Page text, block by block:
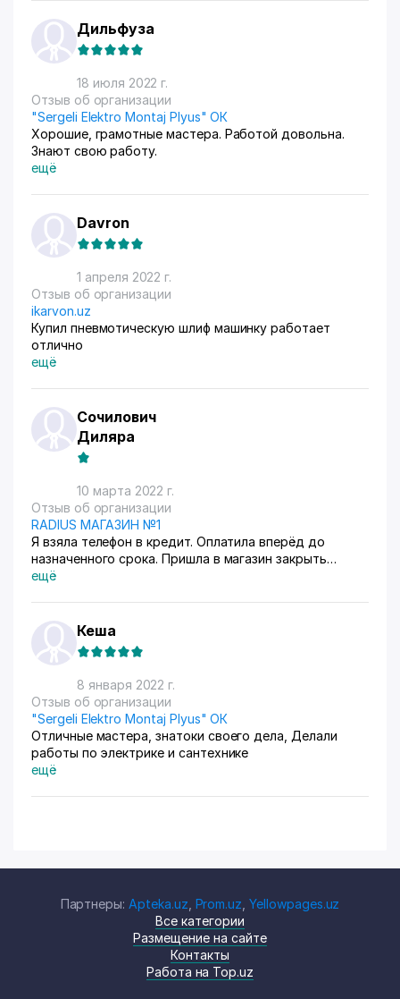
Дильфуза
18 июля 2022 г.
Отзыв об организации
"Sergeli Elektro Montaj Plyus" ОК
Хорошие, грамотные мастера. Работой довольна.
Знают свою работу.
ещё
Davron
1 апреля 2022 г.
Отзыв об организации
ikarvon.uz
Купил пневмотическую шлиф машинку работает
отлично
ещё
Сочилович
Диляра
10 марта 2022 г.
Отзыв об организации
RADIUS МАГАЗИН №1
Я взяла телефон в кредит. Оплатила вперёд до
назначенного срока. Пришла в магазин закрыть
кредит, у меня взяли на 153000 тыс. сум больше
заработать. Общая сумма по контракту составляет 6
253 000 сум, а на кассе взяли 6 406 000 сум. Да...
ещё
Кеша
8 января 2022 г.
Отзыв об организации
"Sergeli Elektro Montaj Plyus" ОК
Отличные мастера, знатоки своего дела, Делали
работы по электрике и сантехнике
ещё
Партнеры: Apteka.uz Prom.uz ,Yellowpages.uz
Все категории
Размещение на сайте
Контакты
Работа на Top.uz